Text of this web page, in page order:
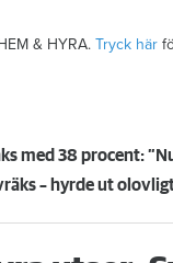
& HYRA. Tryck här